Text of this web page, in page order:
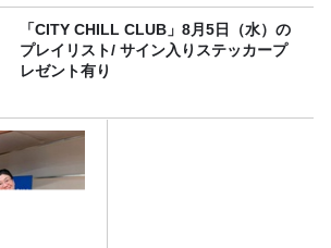
「CITY CHILL CLUB」8月5日（水）の
プレイリスト/ サイン入りステッカープ
レゼント有り